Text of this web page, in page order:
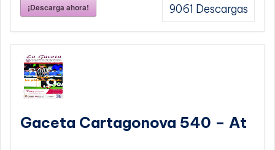
¡Descarga ahora! 9061 Descargas
Gaceta Cartagonova 540 – At